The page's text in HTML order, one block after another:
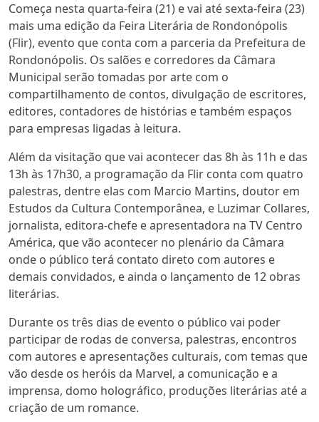
Começa nesta quarta-feira (21) e vai até sexta-feira (23)
mais uma edição da Feira Literária de Rondonópolis
(Flir), evento que conta com a parceria da Prefeitura de
Rondonópolis. Os salões e corredores da Câmara
Municipal serão tomadas por arte com o
compartilhamento de contos, divulgação de escritores,
editores, contadores de histórias e também espaços
para empresas ligadas à leitura.
Além da visitação que vai acontecer das 8h às 11h e das
13h às 17h30, a programação da Flir conta com quatro
palestras, dentre elas com Marcio Martins, doutor em
Estudos da Cultura Contemporânea, e Luzimar Collares,
jornalista, editora-chefe e apresentadora na TV Centro
América, que vão acontecer no plenário da Câmara
onde o público terá contato direto com autores e
demais convidados, e ainda o lançamento de 12 obras
literárias.
Durante os três dias de evento o público vai poder
participar de rodas de conversa, palestras, encontros
com autores e apresentações culturais, com temas que
vão desde os heróis da Marvel, a comunicação e a
imprensa, domo holográfico, produções literárias até a
criação de um romance.